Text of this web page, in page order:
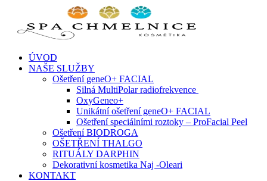
content
ÚVOD
NAŠE SLUŽBY
Ošetření geneO+ FACIAL
Silná MultiPolar radiofrekvence
OxyGeneo+
Unikátní ošetření geneO+ FACIAL
Ošetření speciálními roztoky – ProFacial Peel
Ošetření BIODROGA
OŠETŘENÍ THALGO
RITUÁLY DARPHIN
Dekorativní kosmetika Naj -Oleari
KONTAKT